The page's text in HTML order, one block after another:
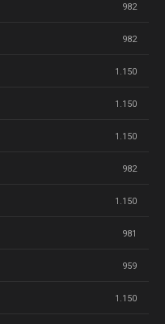
982
982
1.150
1.150
1.150
982
1.150
981
959
1.150